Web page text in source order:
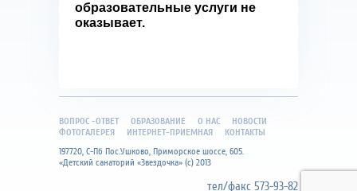
образовательные услуги не
оказывает.
ВОПРОС -ОТВЕТ ОБРАЗОВАНИЕ О НАС
НОВОСТИ
ФОТОГАЛЕРЕЯ
ИНТЕРНЕТ-ПРИЕМНАЯ
КОНТАКТЫ
197720, С-Пб Пос.Ушково, Приморское шоссе, 605.
«Детский санаторий «Звездочка» (с) 2013
тел/факс 573-93-82